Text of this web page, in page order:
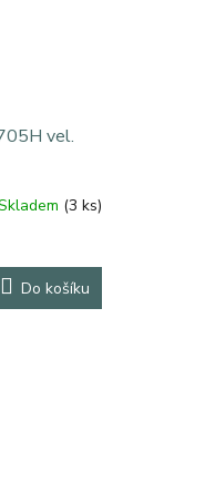
vel.
(3 ks)
Do košíku